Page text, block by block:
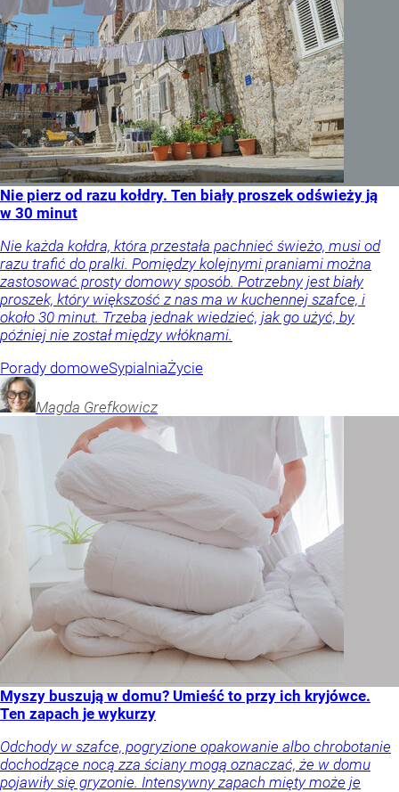
Soda, sól i kilka kropli olejku zamiast płynu do płukania?
Sprawdzamy popularny patent przypisywany sycylijskim
gospodyniom i podpowiadamy, jak stosować go bezpiecznie.
Porady domoweŻycie
Magda Grefkowicz
Nie pierz od razu kołdry. Ten biały proszek odświeży ją
w 30 minut
Nie każda kołdra, która przestała pachnieć świeżo, musi od
razu trafić do pralki. Pomiędzy kolejnymi praniami można
zastosować prosty domowy sposób. Potrzebny jest biały
proszek, który większość z nas ma w kuchennej szafce, i
około 30 minut. Trzeba jednak wiedzieć, jak go użyć, by
później nie został między włóknami.
Porady domowe
Magda Grefkowicz